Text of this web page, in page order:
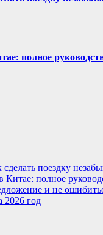
полное
поездку
Китае: полное
и не
2026 год